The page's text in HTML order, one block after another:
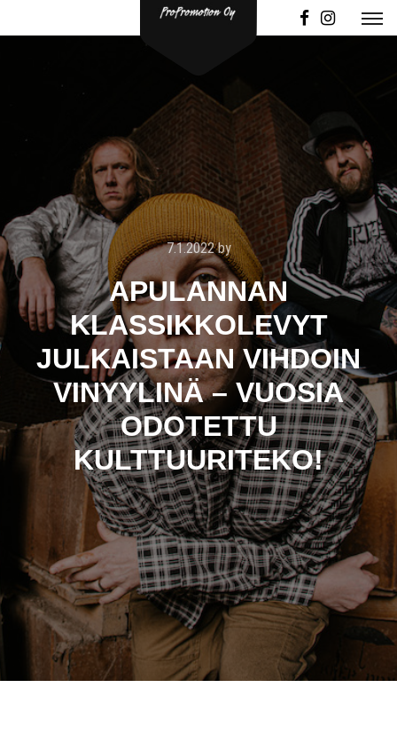
7.1.2022by
APULANNAN
KLASSIKKOLEVYT
JULKAISTAAN VIHDOIN
VINYYLINÄ – VUOSIA
ODOTETTU
KULTTUURITEKO!